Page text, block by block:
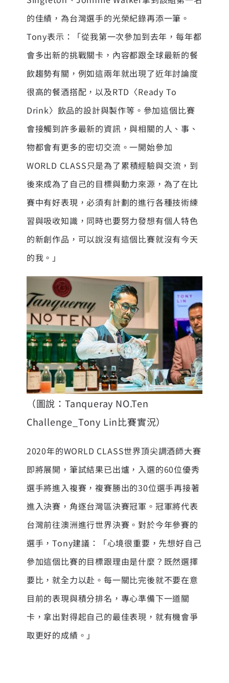
的佳績，為台灣選手的光榮紀錄再添一筆。
Tony表示：「從我第一次參加到去年，每年都
會多出新的挑戰關卡，內容都跟全球最新的餐
飲趨勢有關，例如這兩年就出現了近年討論度
很高的餐酒搭配，以及RTD〈Ready To
Drink〉飲品的設計與製作等。參加這個比賽
會接觸到許多最新的資訊，與相關的人、事、
物都會有更多的密切交流。一開始參加
WORLD CLASS只是為了累積經驗與交流，到
後來成為了自己的目標與動力來源，為了在比
賽中有好表現，必須有計劃的進行各種技術練
習與吸收知識，同時也要努力發想有個人特色
的新創作品，可以說沒有這個比賽就沒有今天
的我。」
（圖說：Tanqueray NO.Ten
Challenge_Tony Lin比賽實況）
2020年的WORLD CLASS世界頂尖調酒師大賽
即將展開，筆試結果已出爐，入選的60位優秀
選手將進入複賽，複賽勝出的30位選手再接著
進入決賽，角逐台灣區決賽冠軍。冠軍將代表
台灣前往澳洲進行世界決賽。對於今年參賽的
選手，Tony建議：「心境很重要，先想好自己
參加這個比賽的目標跟理由是什麼？既然選擇
要比，就全力以赴。每一關比完後就不要在意
目前的表現與積分排名，專心準備下一道關
卡，拿出對得起自己的最佳表現，就有機會爭
取更好的成績。」